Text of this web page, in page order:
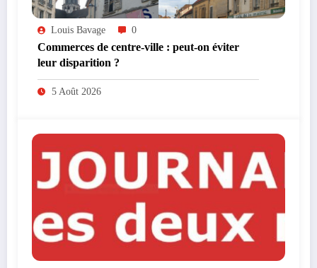
Louis Bavage 0
Commerces de centre-ville : peut-on éviter
leur disparition ?
5 Août 2026